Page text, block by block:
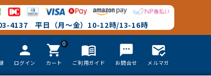
4137 平日（月～金）10-12時/13-16時
person
ログイン
0
shopping_cart
カート
menu_book
ご利用ガイド
textsms
お問合せ
mark_email_read
メルマガ